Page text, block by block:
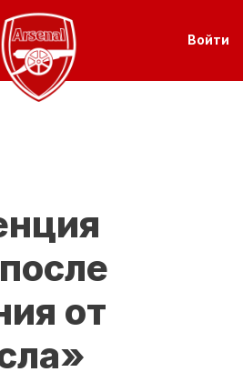
Перейти
к
основному
содержанию
Войти
от